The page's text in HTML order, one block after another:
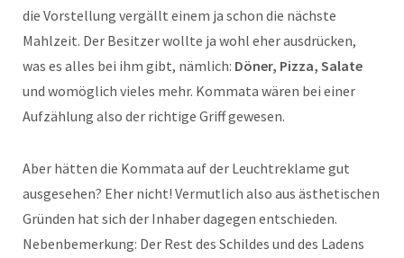
die Vorstellung vergällt einem ja schon die nächste
Mahlzeit. Der Besitzer wollte ja wohl eher ausdrücken,
was es alles bei ihm gibt, nämlich: Döner, Pizza, Salate
und womöglich vieles mehr. Kommata wären bei einer
Aufzählung also der richtige Griff gewesen.
Aber hätten die Kommata auf der Leuchtreklame gut
ausgesehen? Eher nicht! Vermutlich also aus ästhetischen
Gründen hat sich der Inhaber dagegen entschieden.
Nebenbemerkung: Der Rest des Schildes und des Ladens